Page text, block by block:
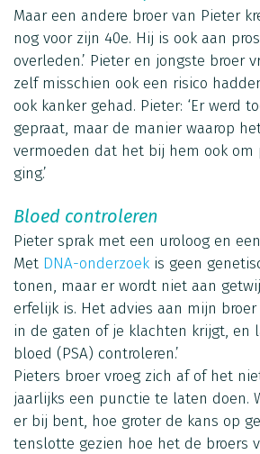
Maar een andere broer van Pieter
nog voor zijn 40e. Hij is ook aan
overleden.’ Pieter en jongste broer
zelf misschien ook een risico
ook kanker gehad. Pieter: ‘Er werd
gepraat, maar de manier waarop
vermoeden dat het bij hem ook om
ging.’
Bloed controleren
Pieter sprak met een uroloog en een
Met DNA-onderzoek is geen
tonen, maar er wordt niet aan
erfelijk is. Het advies aan mijn broer
in de gaten of je klachten krijgt, en
bloed (PSA) controleren.’
Pieters broer vroeg zich af of het
jaarlijks een punctie te laten doen.
er bij bent, hoe groter de kans op
tenslotte gezien hoe het de broers